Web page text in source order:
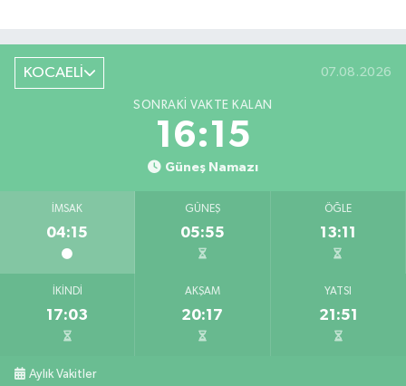
KOCAELİ 07.08.2026
SONRAKI VAKTE KALAN
16:15
Güneş Namazı
İMSAK
04:15
GÜNEŞ
05:55
ÖĞLE
13:11
İKINDI
17:03
AKŞAM
20:17
YATSI
21:51
Aylık Vakitler